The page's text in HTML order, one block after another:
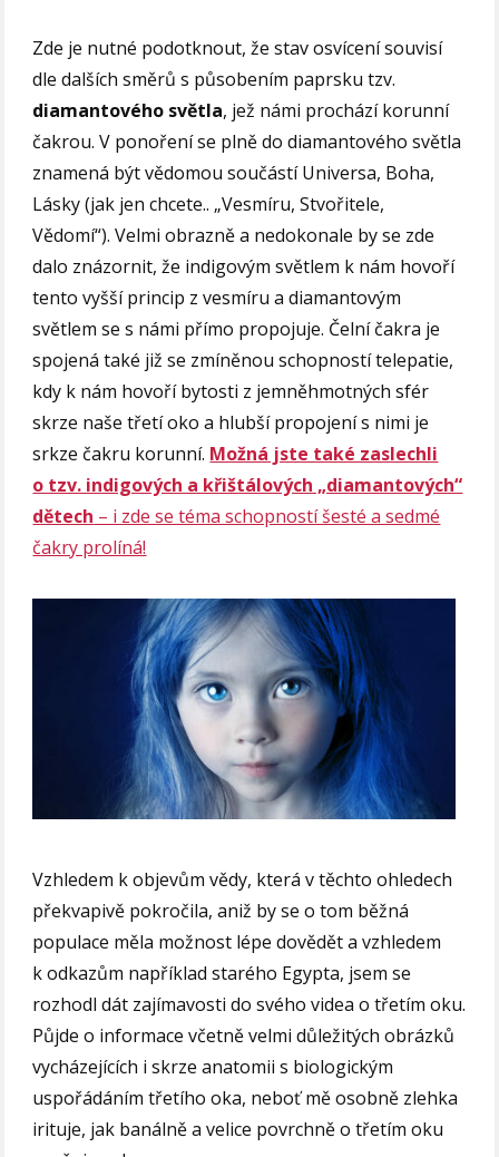
Zde je nutné podotknout, že stav osvícení souvisí
dle dalších směrů s působením paprsku tzv.
diamantového světla, jež námi prochází korunní
čakrou. V ponoření se plně do diamantového světla
znamená být vědomou součástí Universa, Boha,
Lásky (jak jen chcete.. „Vesmíru, Stvořitele,
Vědomí“). Velmi obrazně a nedokonale by se zde
dalo znázornit, že indigovým světlem k nám hovoří
tento vyšší princip z vesmíru a diamantovým
světlem se s námi přímo propojuje. Čelní čakra je
spojená také již se zmíněnou schopností telepatie,
kdy k nám hovoří bytosti z jemněhmotných sfér
skrze naše třetí oko a hlubší propojení s nimi je
srkze čakru korunní. Možná jste také zaslechli
o tzv. indigových a křištálových „diamantových“
dětech – i zde se téma schopností šesté a sedmé
čakry prolíná!
Vzhledem k objevům vědy, která v těchto ohledech
překvapivě pokročila, aniž by se o tom běžná
populace měla možnost lépe dovědět a vzhledem
k odkazům například starého Egypta, jsem se
rozhodl dát zajímavosti do svého videa o třetím oku.
Půjde o informace včetně velmi důležitých obrázků
vycházejících i skrze anatomii s biologickým
uspořádáním třetího oka, neboť mě osobně zlehka
irituje, jak banálně a velice povrchně o třetím oku